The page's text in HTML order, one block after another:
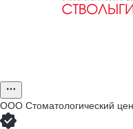
ООО Стоматологический